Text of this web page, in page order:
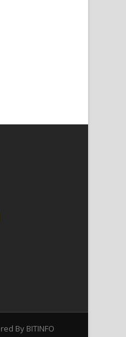
By BITINFO